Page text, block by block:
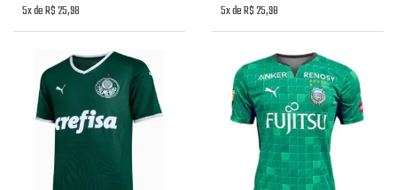
5x de R$ 25,98
5x de R$ 25,98